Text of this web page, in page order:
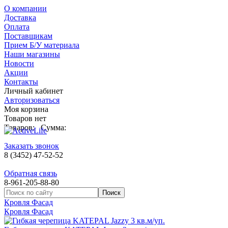
О компании
Доставка
Оплата
Поставщикам
Прием Б/У материала
Наши магазины
Новости
Акции
Контакты
Личный кабинет
Авторизоваться
Моя корзина
Товаров нет
Товаров: Сумма:
Заказать звонок
8 (3452) 47-52-52
Обратная связь
8-961-205-88-80
Кровля Фасад
Кровля Фасад